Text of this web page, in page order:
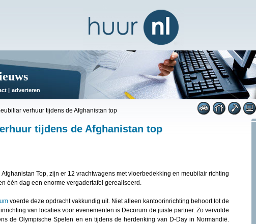
| adverteren
verhuur tijdens de Afghanistan top
tijdens de Afghanistan top
Top, zijn er 12 vrachtwagens met vloerbedekking en meubilair richting
één dag een enorme vergadertafel gerealiseerd.
voerde deze opdracht vakkundig uit. Niet alleen kantoorinrichting behoort tot de
van locaties voor evenementen is Decorum de juiste partner. Zo vervulde
de Olympische Spelen en en tijdens de herdenking van D-Day in Normandië.